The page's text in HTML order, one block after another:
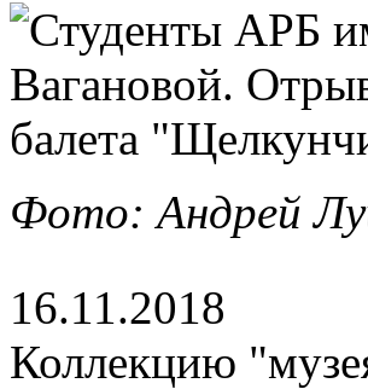
Фото: Андрей
16.11.2018
Коллекцию